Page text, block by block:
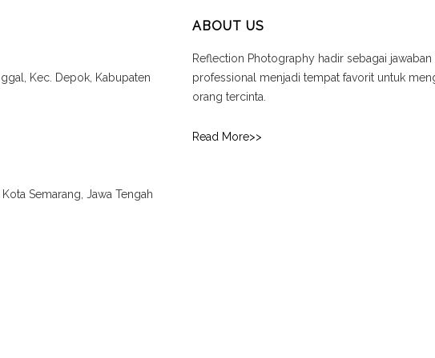
Kec. Depok, Kabupaten
Semarang, Jawa Tengah
ABOUT US
Reflection Photography hadir sebagai
professional menjadi tempat favorit untuk
orang tercinta.
Read More>>